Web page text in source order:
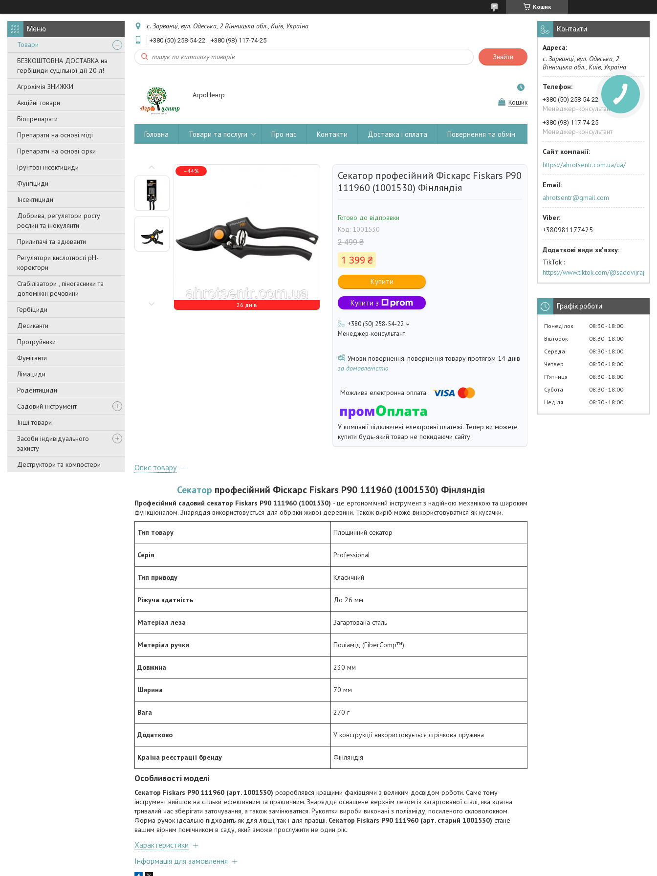
Кошик
Товари
БЕЗКОШТОВНА ДОСТАВКА на
гербіциди суцільної дії 20 л!
Агрохімія ЗНИЖКИ
Акційні товари
Біопрепарати
Препарати на основі міді
Препарати на основі сірки
Грунтові інсектициди
Фунгіциди
Інсектициди
Добрива, регулятори росту
рослин та інокулянти
Прилипачі та адюванти
Регулятори кислотності pН-
коректори
Стабілізатори , піногасники та
допоміжні речовини
Гербіциди
Десиканти
Протруйники
Фуміганти
Лімациди
Родентициди
Садовий інструмент
Інші товари
Засоби індивідуального
захисту
Деструктори та компостери
с. Зарванці, вул. Одеська, 2 Вінницька обл., Київ, Україна
+380 (50) 258-54-22 +380 (98) 117-74-25
Знайти
АгроЦентр
Кошик
Головна Товари та послуги Про нас Контакти Доставка і оплата Повернення та обмін
–44%
26 днів
Секатор професійний Фіскарс Fiskars P90
111960 (1001530) Фінляндія
Готово до відправки
Код: 1001530
2 499 ₴
1 399 ₴
Купити
Купити з
+380 (50) 258-54-22
Менеджер-консультант
повернення товару протягом 14 днів
за домовленістю
У компанії підключені електронні платежі. Тепер ви можете
купити будь-який товар не покидаючи сайту.
Опис товару
Секатор професійний Фіскарс Fiskars P90 111960 (1001530) Фінляндія
Професійний садовий секатор Fiskars P90 111960 (1001530) - це ергономічний інструмент з надійною механікою та широким
функціоналом. Знаряддя використовується для обрізки живої деревини. Також виріб може використовуватися як кусачки.
Тип товару Площинний секатор
Серія Professional
Тип приводу Класичний
Ріжуча здатність До 26 мм
Матеріал леза Загартована сталь
Матеріал ручки Поліамід (FiberComp™)
Довжина 230 мм
Ширина 70 мм
Вага 270 г
Додатково У конструкції використовується стрічкова пружина
Країна реєстрації бренду Фінляндія
Особливості моделі
Секатор Fiskars P90 111960 (арт. 1001530) розроблявся кращими фахівцями з великим досвідом роботи. Саме тому
інструмент вийшов на стільки ефективним та практичним. Знаряддя оснащене верхнім лезом із загартованої сталі, яка здатна
тривалий час зберігати заточування, а також замінюватися. Рукоятки вироби виконані з поліаміду, посиленого скловолокном.
Форма ручок ідеально підходить як для лівші, так і для правші. Секатор Fiskars P90 111960 (арт. старий 1001530) стане
вашим вірним помічником в саду, який зможе прослужити не один рік.
Характеристики
Інформація для замовлення
Контакти
с. Зарванці, вул. Одеська, 2
Вінницька обл., Київ, Україна
+380 (50) 258-54-22
Менеджер-консультант
+380 (98) 117-74-25
Менеджер-консультант
https://ahrotsentr.com.ua/ua/
ahrotsentr@gmail.com
+380981177425
TikTok
https://www.tiktok.com/@sadovijraj
Графік роботи
Понеділок 08:30 18:00
Вівторок
08:30 18:00
Середа
08:30 18:00
Четвер
08:30 18:00
Пʼятниця
08:30 18:00
Субота
08:30 18:00
Неділя
08:30 18:00